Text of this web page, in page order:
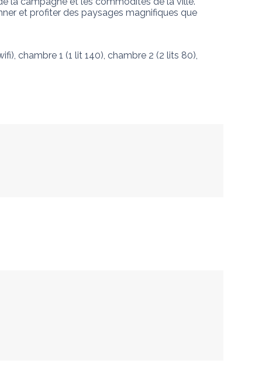
et profiter des paysages magnifiques que
chambre 1 (1 lit 140), chambre 2 (2 lits 80),